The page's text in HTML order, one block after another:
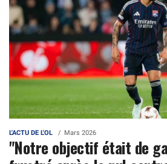
L'ACTU DE L'OL Mars 2026
"Notre objectif était de